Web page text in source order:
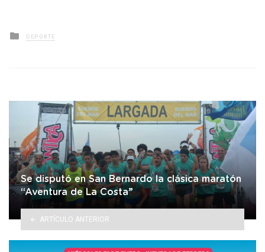
Posted
in
DEPORTE
Se disputó en San Bernardo la clásica maratón
“Aventura de La Costa”
ARTÍCULO ANTERIOR